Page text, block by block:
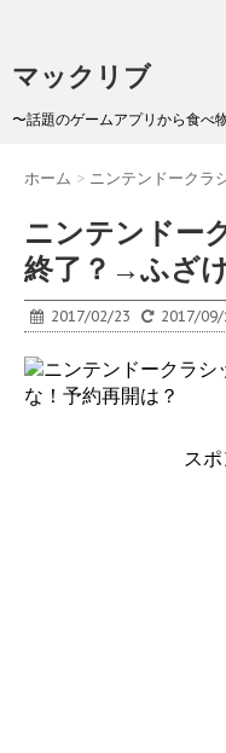
マックリブ
〜話題のゲームアプリから食べ
ホーム > ニンテンドークラ
ニンテンドー
終了？→ふざ
2017/02/23 2017/09/
ス